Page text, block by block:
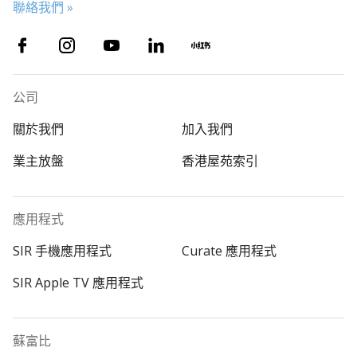
聯絡我們 »
公司
關於我們
加入我們
業主放盤
香港屋苑索引
應用程式
SIR 手機應用程式
Curate 應用程式
SIR Apple TV 應用程式
蘇富比